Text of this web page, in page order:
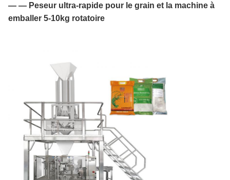
— — Peseur ultra-rapide pour le grain et la machine à
emballer 5-10kg rotatoire